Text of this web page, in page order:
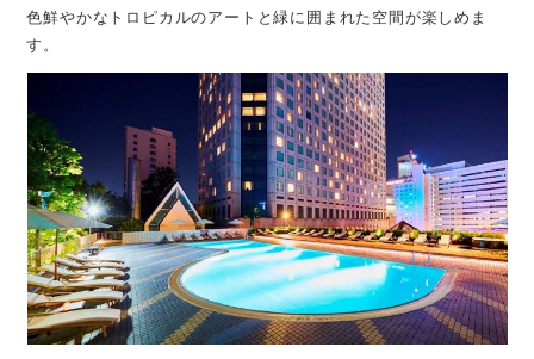
色鮮やかなトロピカルのアートと緑に囲まれた空間が楽しめま
す。